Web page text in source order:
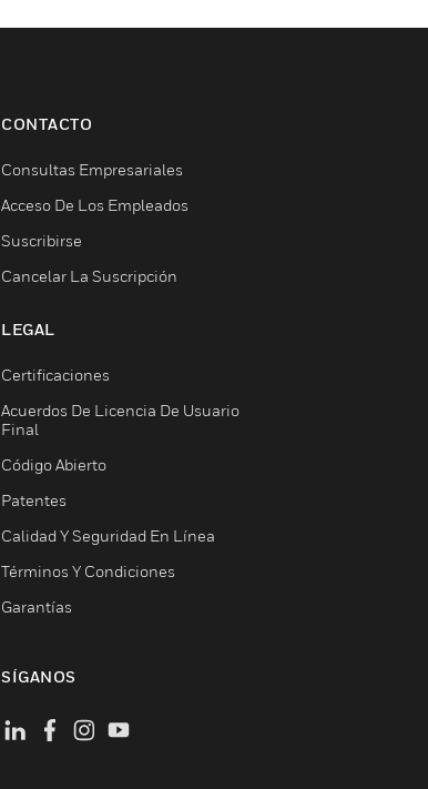
CONTACTO
Consultas Empresariales
Acceso De Los Empleados
Suscribirse
Cancelar La Suscripción
LEGAL
Certificaciones
Acuerdos De Licencia De Usuario
Final
Código Abierto
Patentes
Calidad Y Seguridad En Línea
Términos Y Condiciones
Garantías
SÍGANOS